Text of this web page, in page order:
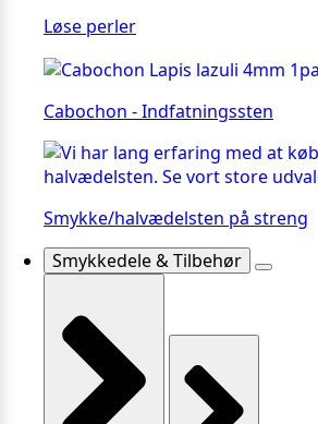
Løse perler
Cabochon - Indfatningssten
Smykke/halvædelsten på streng
Smykkedele & Tilbehør